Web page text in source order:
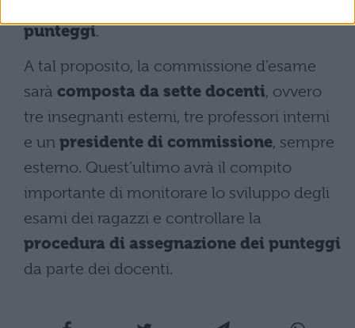
punteggi.
A tal proposito, la commissione d’esame
sarà composta da sette docenti, ovvero
tre insegnanti esterni, tre professori interni
e un presidente di commissione, sempre
esterno. Quest’ultimo avrà il compito
importante di monitorare lo sviluppo degli
esami dei ragazzi e controllare la
procedura di assegnazione dei punteggi
da parte dei docenti.